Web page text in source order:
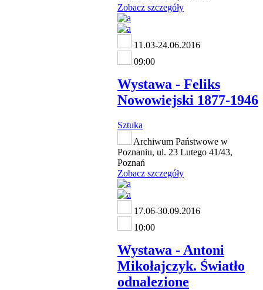
Zobacz szczegóły
11.03-24.06.2016
09:00
Wystawa - Feliks
Nowowiejski 1877-1946
Sztuka
Archiwum Państwowe w
Poznaniu, ul. 23 Lutego 41/43,
Poznań
Zobacz szczegóły
17.06-30.09.2016
10:00
Wystawa - Antoni
Mikołajczyk. Światło
odnalezione